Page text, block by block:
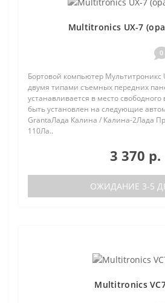
Multitronics UX-7
0
Бортовой компьютер Мультитроникс
двумя типами съемных передних
устанавливается в место
быть установлен на следующие
GrantaЛада Калина / Калина-2Лада
110Ла..
3 370 р.
ОЖИДАНИЕ 3-5
Multitronics